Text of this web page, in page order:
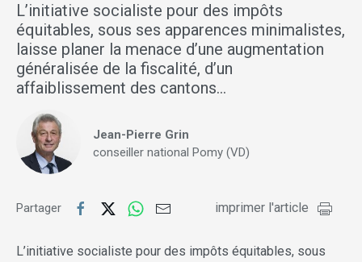
L’initiative socialiste pour des impôts
équitables, sous ses apparences minimalistes,
laisse planer la menace d’une augmentation
généralisée de la fiscalité, d’un
affaiblissement des cantons…
Jean-Pierre Grin
conseiller national Pomy (VD)
Partager imprimer l'article
L’initiative socialiste pour des impôts équitables, sous